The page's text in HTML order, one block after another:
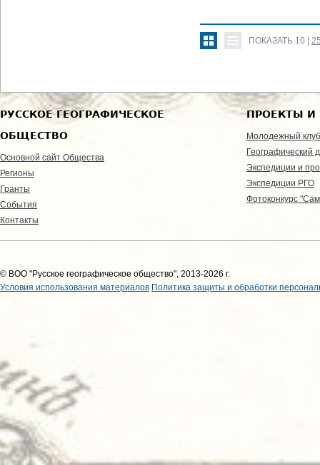
ПОКАЗАТЬ 10 |
РУССКОЕ ГЕОГРАФИЧЕСКОЕ
ОБЩЕСТВО
Основной сайт Общества
Регионы
Гранты
События
Контакты
ПРОЕКТЫ И
Молодежный клуб
Географический
Экспедиции и
Экспедиции РГО
Фотоконкурс
© ВОО "Русское географическое общество", 2013-2026 г.
Условия использования материалов Политика защиты и обработки